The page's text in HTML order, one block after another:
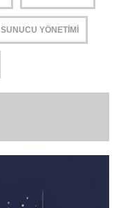
SUNUCU YÖNETIMI